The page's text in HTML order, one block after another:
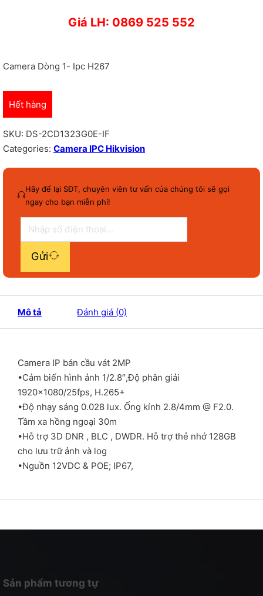
Giá LH: 0869 525 552
Camera Dòng 1- Ipc H267
Hết hàng
SKU: DS-2CD1323G0E-IF
Categories: Camera IPC Hikvision
Hãy để lại SĐT, chuyên viên tư vấn của chúng tôi sẽ gọi
ngay cho bạn miễn phí!
Gửi
Mô tả Đánh giá (0)
Camera IP bán cầu vát 2MP
•Cảm biến hình ảnh 1/2.8″,Độ phân giải
1920×1080/25fps, H.265+
•Độ nhạy sáng 0.028 lux. Ống kính 2.8/4mm @ F2.0.
Tầm xa hồng ngoại 30m
•Hỗ trợ 3D DNR , BLC , DWDR. Hỗ trợ thẻ nhớ 128GB
cho lưu trữ ảnh và log
•Nguồn 12VDC & POE; IP67,
Sản phẩm tương tự